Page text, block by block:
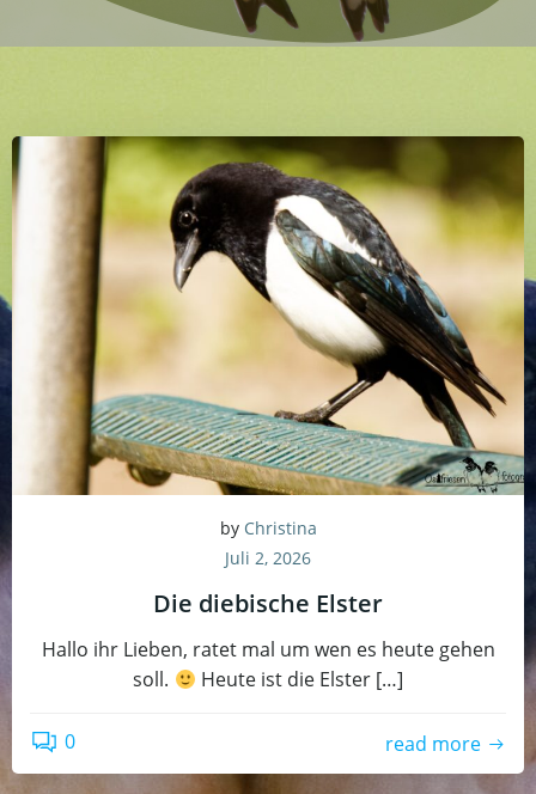
by Christina
Juli 2, 2026
Die diebische Elster
Hallo ihr Lieben, ratet mal um wen es heute gehen
soll.
Heute ist die Elster […]
0 read more